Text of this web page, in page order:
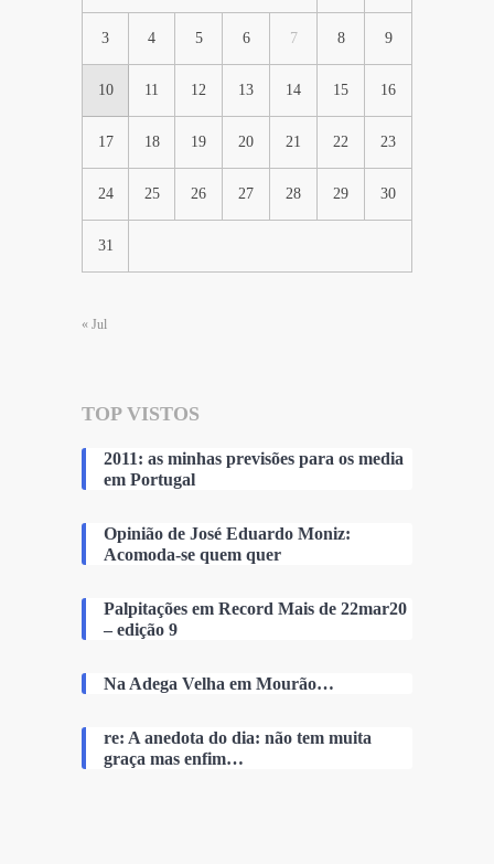
3 4 5 6 7 8 9
10 11 12 13 14 15 16
17 18 19 20 21 22 23
24 25 26 27 28 29 30
31
« Jul
TOP VISTOS
2011: as minhas previsões para os media
em Portugal
Opinião de José Eduardo Moniz:
Acomoda-se quem quer
Palpitações em Record Mais de 22mar20
– edição 9
Na Adega Velha em Mourão…
re: A anedota do dia: não tem muita
graça mas enfim…